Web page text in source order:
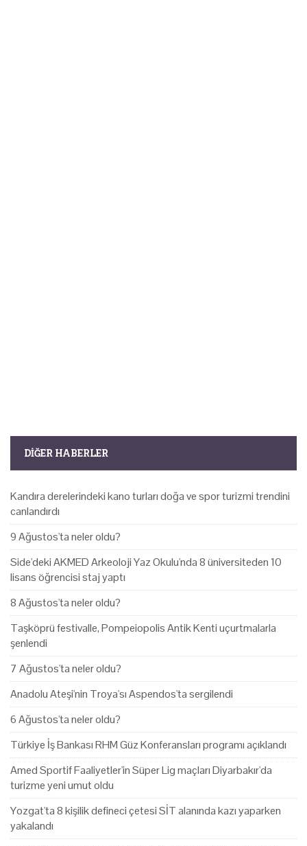
DIĞER HABERLER
Kandıra derelerindeki kano turları doğa ve spor turizmi trendini
canlandırdı
9 Ağustos'ta neler oldu?
Side'deki AKMED Arkeoloji Yaz Okulu'nda 8 üniversiteden 10
lisans öğrencisi staj yaptı
8 Ağustos'ta neler oldu?
Taşköprü festivalle, Pompeiopolis Antik Kenti uçurtmalarla
şenlendi
7 Ağustos'ta neler oldu?
Anadolu Ateşi'nin Troya'sı Aspendos'ta sergilendi
6 Ağustos'ta neler oldu?
Türkiye İş Bankası RHM Güz Konferansları programı açıklandı
Amed Sportif Faaliyetler'in Süper Lig maçları Diyarbakır'da
turizme yeni umut oldu
Yozgat'ta 8 kişilik defineci çetesi SİT alanında kazı yaparken
yakalandı